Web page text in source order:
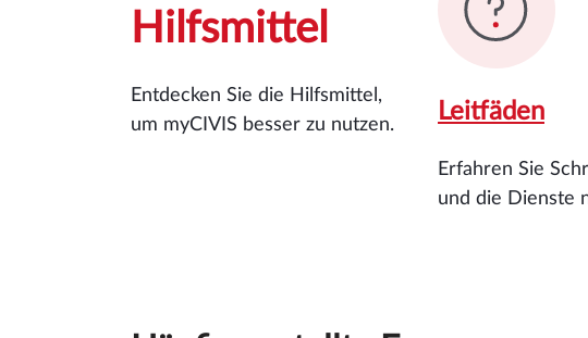
Hilfsmittel
Entdecken Sie die Hilfsmittel,
um myCIVIS besser zu nutzen.
Leitfäden
Erfahren Sie
und die Dienste